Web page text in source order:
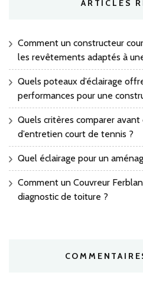
ARTICLES
Comment un constructeur
les revêtements adaptés à
Quels poteaux d’éclairage
performances pour une
Quels critères comparer
d’entretien court de tennis ?
Quel éclairage pour un
Comment un Couvreur
diagnostic de toiture ?